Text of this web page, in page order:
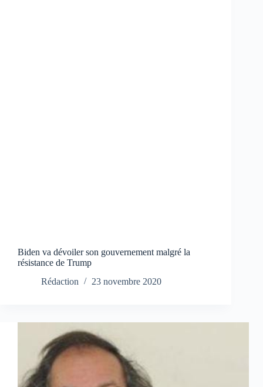
Biden va dévoiler son gouvernement malgré la
résistance de Trump
Rédaction
23 novembre 2020